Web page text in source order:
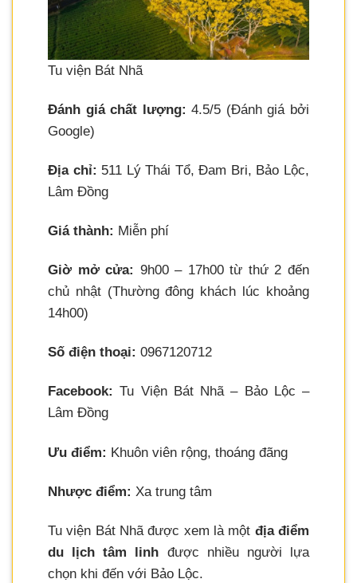
Tu viện Bát Nhã
Đánh giá chất lượng: 4.5/5 (Đánh giá bởi
Google)
Địa chỉ: 511 Lý Thái Tổ, Đam Bri, Bảo Lộc,
Lâm Đồng
Giá thành: Miễn phí
Giờ mở cửa: 9h00 – 17h00 từ thứ 2 đến
chủ nhật (Thường đông khách lúc khoảng
14h00)
Số điện thoại: 0967120712
Facebook: Tu Viện Bát Nhã – Bảo Lộc –
Lâm Đồng
Ưu điểm: Khuôn viên rộng, thoáng đãng
Nhược điểm: Xa trung tâm
Tu viện Bát Nhã được xem là một địa điểm
du lịch tâm linh được nhiều người lựa
chọn khi đến với Bảo Lộc.